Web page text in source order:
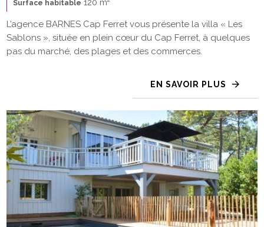
Surface habitable 120 m²
L’agence BARNES Cap Ferret vous présente la villa « Les
Sablons », située en plein cœur du Cap Ferret, à quelques
pas du marché, des plages et des commerces.
EN SAVOIR PLUS